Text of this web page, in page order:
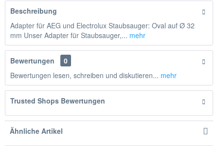
Beschreibung
Adapter für AEG und Electrolux Staubsauger: Oval auf Ø 32
mm Unser Adapter für Staubsauger,... mehr
Bewertungen
0
Bewertungen lesen, schreiben und diskutieren... mehr
Trusted Shops Bewertungen
Ähnliche Artikel